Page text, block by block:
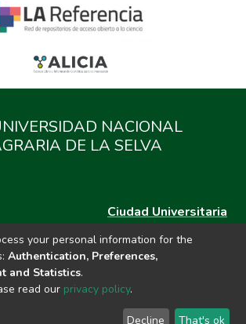
NACIONAL
DE LA SELVA
Ciudad Universitaria
Carretera Central km. 1.21 Tingo María, Huánuco
Datos del contacto
repositorio@unas.edu.pe
https://portalweb.unas.edu.pe/
your personal information for the
Authentication, Preferences,
and Statistics.
read our privacy policy.
Decline That's ok